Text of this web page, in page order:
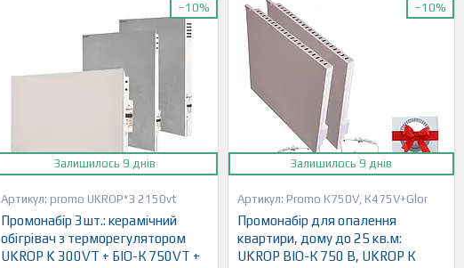
–10%
Залишилось 9 днів
promo UKROP*3 2150vt
Промонабір 3шт.: керамічний
обігрівач з терморегулятором
UKROP K 300VT + БІО-К 750VТ +
–10%
Залишилось 9 днів
Promo К750V, К475V+Glor
Промонабір для опалення
квартири, дому до 25 кв.м:
UKROP BІО-К 750 В, UKROP К